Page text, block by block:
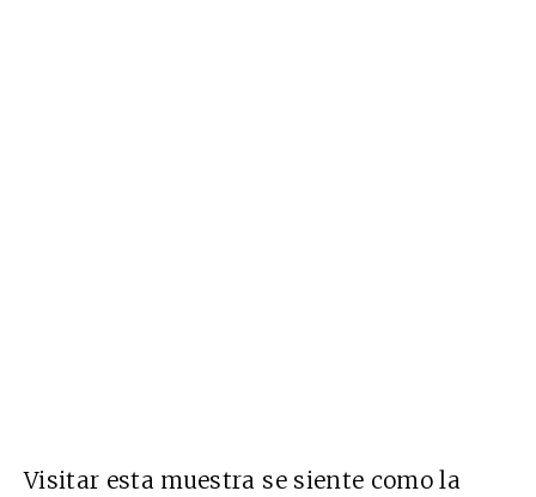
Visitar esta muestra se siente como la